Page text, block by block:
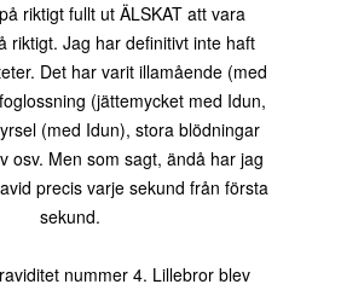
riktigt fullt ut ÄLSKAT att vara
riktigt. Jag har definitivt inte haft
Det har varit illamående (med
(jättemycket med Idun,
(med Idun), stora blödningar
osv. Men som sagt, ändå har jag
precis varje sekund från första
sekund.
nummer 4. Lillebror blev